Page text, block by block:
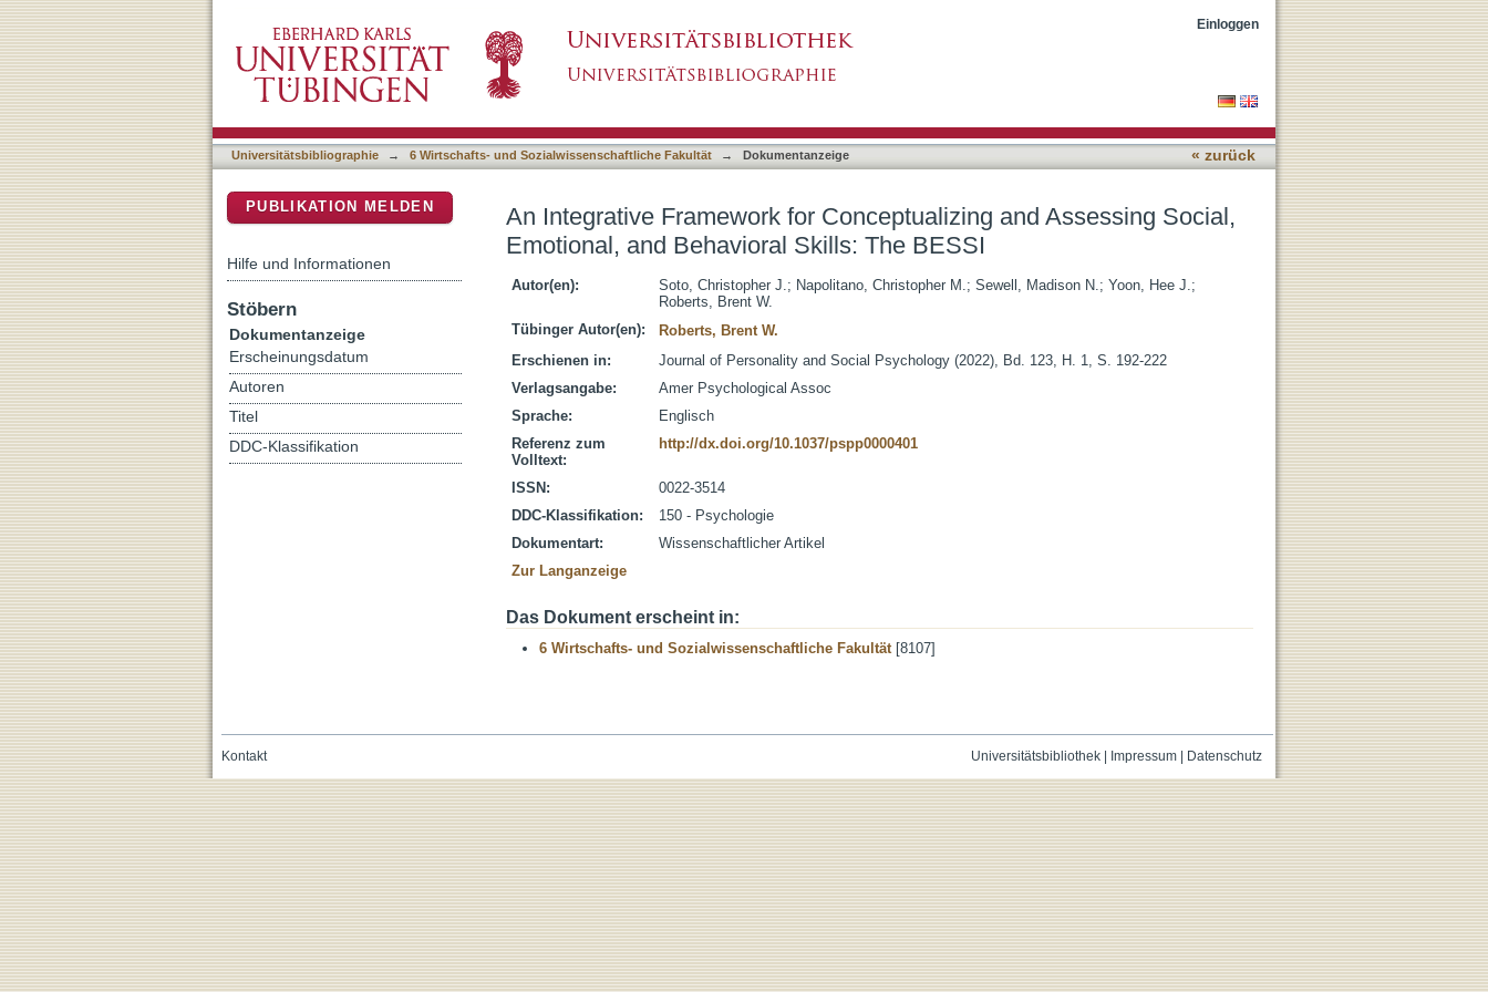
An Integrative Framework for Conceptualizing and Assessing Social, Emotional, and Behavioral
Skills: The BESSI
Einloggen
Universitätsbibliographie → 6 Wirtschafts- und Sozialwissenschaftliche Fakultät → Dokumentanzeige « zurück
An Integrative Framework for Conceptualizing and Assessing Social,
Emotional, and Behavioral Skills: The BESSI
Autor(en): Soto, Christopher J.; Napolitano, Christopher M.; Sewell, Madison N.; Yoon, Hee J.;
Roberts, Brent W.
Tübinger Autor(en):
Roberts, Brent W.
Erschienen in:
Journal of Personality and Social Psychology (2022), Bd. 123, H. 1, S. 192-222
Verlagsangabe:
Amer Psychological Assoc
Sprache:
Englisch
Referenz zum
Volltext:
http://dx.doi.org/10.1037/pspp0000401
ISSN:
0022-3514
DDC-Klassifikation:
150 - Psychologie
Dokumentart:
Wissenschaftlicher Artikel
Zur Langanzeige
Das Dokument erscheint in:
6 Wirtschafts- und Sozialwissenschaftliche Fakultät[8107]
PUBLIKATION MELDEN
Hilfe und Informationen
Stöbern
Dokumentanzeige
Erscheinungsdatum
Autoren
Titel
DDC-Klassifikation
Universitätsbibliothek| Impressum| Datenschutz
Kontakt